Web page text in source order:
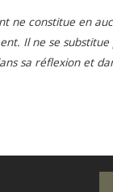
ne constitue en
Il ne se
sa réflexion et